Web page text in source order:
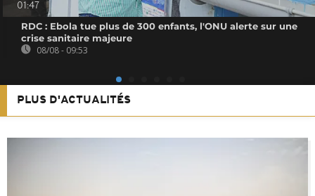
01:47
RDC : Ebola tue plus de 300 enfants, l'ONU alerte sur une
crise sanitaire majeure
08/08 - 09:53
PLUS D'ACTUALITÉS